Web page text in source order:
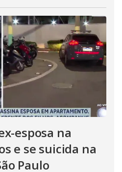
esposa na
e se suicida na
Paulo